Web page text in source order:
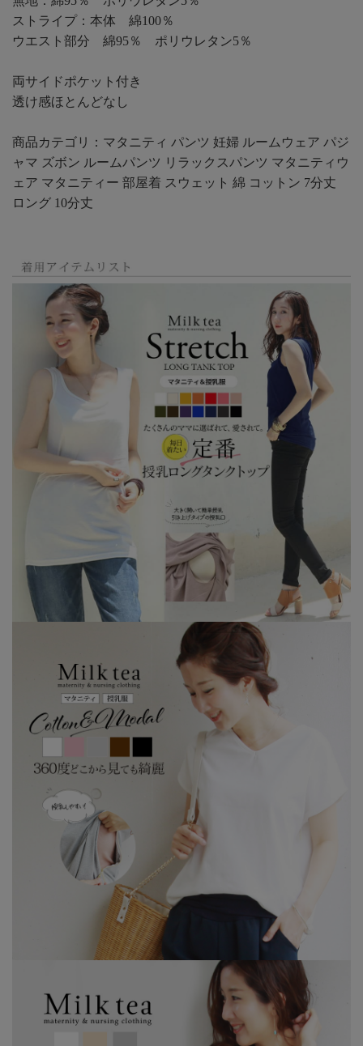
ストライプ：本体 綿100％
ウエスト部分 綿95％ ポリウレタン5％
両サイドポケット付き
透け感ほとんどなし
商品カテゴリ：マタニティ パンツ 妊婦 ルームウェア パジ
ャマ ズボン ルームパンツ リラックスパンツ マタニティウ
ェア マタニティー 部屋着 スウェット 綿 コットン 7分丈
ロング 10分丈